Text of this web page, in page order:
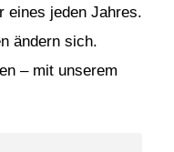
eines jeden Jahres.
ändern sich.
– mit unserem